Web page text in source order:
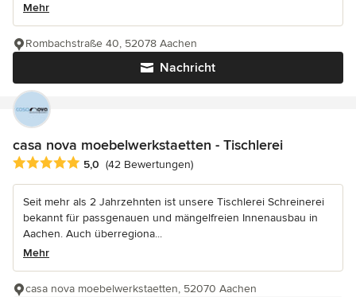
Mehr
Nachricht
Rombachstraße 40, 52078 Aachen
casa nova moebelwerkstaetten - Tischlerei
Durchschnittliche Bewertung: 5 von 5 Sternen
5,0 (42 Bewertungen)
Seit mehr als 2 Jahrzehnten ist unsere Tischlerei Schreinerei
bekannt für passgenauen und mängelfreien Innenausbau in
Aachen. Auch überregiona...
Mehr
casa nova moebelwerkstaetten, 52070 Aachen